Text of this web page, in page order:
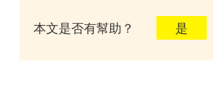
本文是否有幫助？ 是